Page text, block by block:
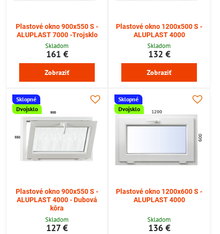
Plastové okno 900x550 S -
ALUPLAST 7000 -Trojsklo
Skladom
161 €
Zobraziť
Plastové okno 1200x500 S -
ALUPLAST 4000
Skladom
132 €
Zobraziť
Sklopné
Dvojsklo
Plastové okno 900x550 S -
ALUPLAST 4000 - Dubová
kôra
Skladom
127 €
Sklopné
Dvojsklo
Plastové okno 1200x600 S -
ALUPLAST 4000
Skladom
136 €